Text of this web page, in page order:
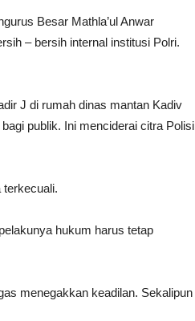
Besar Mathla’ul Anwar
– bersih internal institusi Polri.
J di rumah dinas mantan Kadiv
publik. Ini menciderai citra Polisi
terkecuali.
hukum harus tetap
menegakkan keadilan. Sekalipun